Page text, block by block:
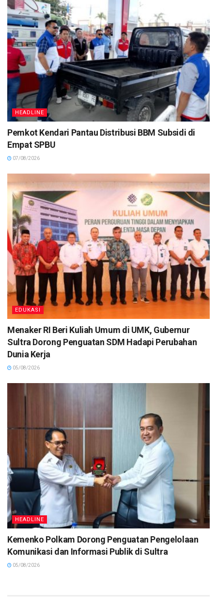
HEADLINE
Pemkot Kendari Pantau Distribusi BBM Subsidi di
Empat SPBU
07/08/2026
EDUKASI
Menaker RI Beri Kuliah Umum di UMK, Gubernur
Sultra Dorong Penguatan SDM Hadapi Perubahan
Dunia Kerja
05/08/2026
HEADLINE
Kemenko Polkam Dorong Penguatan Pengelolaan
Komunikasi dan Informasi Publik di Sultra
05/08/2026